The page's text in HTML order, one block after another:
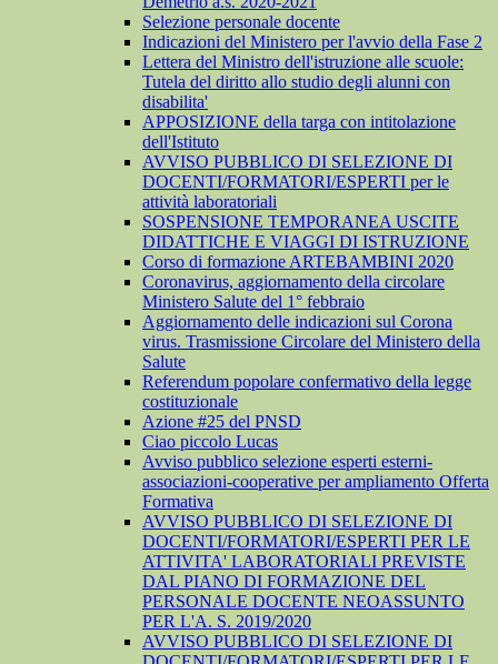
Selezione personale docente
Indicazioni del Ministero per l'avvio della Fase 2
Lettera del Ministro dell'istruzione alle scuole:
Tutela del diritto allo studio degli alunni con
disabilita'
APPOSIZIONE della targa con intitolazione
dell'Istituto
AVVISO PUBBLICO DI SELEZIONE DI
DOCENTI/FORMATORI/ESPERTI per le
attività laboratoriali
SOSPENSIONE TEMPORANEA USCITE
DIDATTICHE E VIAGGI DI ISTRUZIONE
Corso di formazione ARTEBAMBINI 2020
Coronavirus, aggiornamento della circolare
Ministero Salute del 1° febbraio
Aggiornamento delle indicazioni sul Corona
virus. Trasmissione Circolare del Ministero della
Salute
Referendum popolare confermativo della legge
costituzionale
Azione #25 del PNSD
Ciao piccolo Lucas
Avviso pubblico selezione esperti esterni-
associazioni-cooperative per ampliamento Offerta
Formativa
AVVISO PUBBLICO DI SELEZIONE DI
DOCENTI/FORMATORI/ESPERTI PER LE
ATTIVITA' LABORATORIALI PREVISTE
DAL PIANO DI FORMAZIONE DEL
PERSONALE DOCENTE NEOASSUNTO
PER L'A. S. 2019/2020
AVVISO PUBBLICO DI SELEZIONE DI